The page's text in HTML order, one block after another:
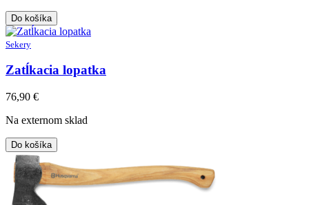
Do košíka
Sekery
Zatĺkacia lopatka
76,90 €
Na externom sklad
Do košíka